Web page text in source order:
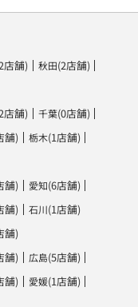
店舗) 秋田(2店舗)
店舗) 千葉(0店舗)
舗) 栃木(1店舗)
舗) 愛知(6店舗)
舗) 石川(1店舗)
舗)
舗) 広島(5店舗)
舗) 愛媛(1店舗)